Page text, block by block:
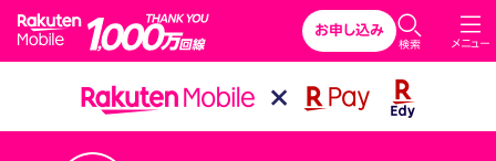
Rakuten Mobile
メニュー
検索
お申し込み